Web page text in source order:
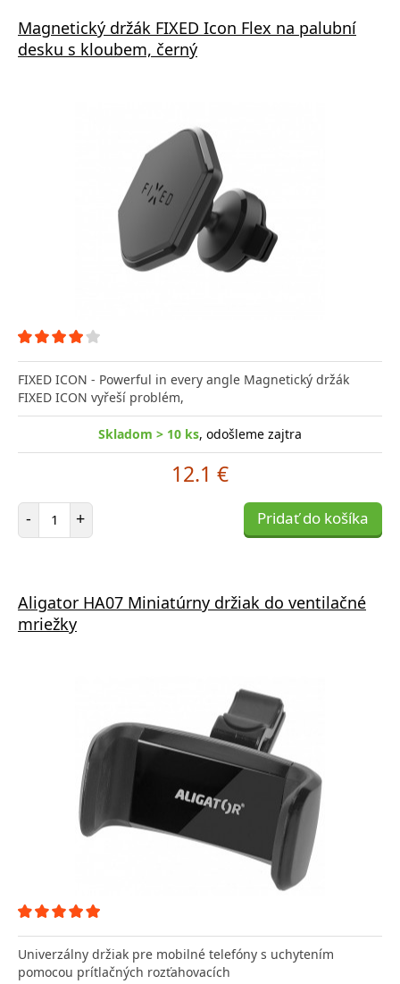
Magnetický držák FIXED Icon Flex na palubní
desku s kloubem, černý
FIXED ICON - Powerful in every angle Magnetický držák
FIXED ICON vyřeší problém,
Skladom > 10 ks, odošleme zajtra
12.1 €
- Počet položiek
+ Pridať do košíka
Aligator HA07 Miniatúrny držiak do ventilačné
mriežky
Univerzálny držiak pre mobilné telefóny s uchytením
pomocou prítlačných rozťahovacích